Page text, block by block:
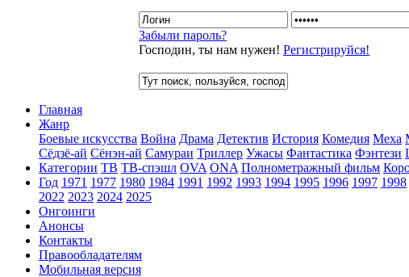
Забыли пароль?
Господин, ты нам нужен! Регистрируйся!
Главная
Жанр
Боевые искусства Война Драма Детектив История Комедия Меха
Сёдзё-ай Сёнэн-ай Самураи Триллер Ужасы Фантастика Фэнтези
Категории ТВ ТВ-спэшл OVA ONA Полнометражный фильм
Год 1971 1977 1980 1984 1991 1992 1993 1994 1995 1996 1997 1998
2022 2023 2024 2025
Онгоинги
Анонсы
Контакты
Правообладателям
Мобильная версия